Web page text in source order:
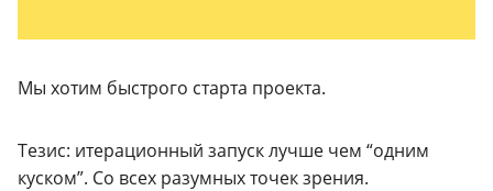
Мы хотим быстрого старта проекта.
Тезис: итерационный запуск лучше чем “одним
куском”. Со всех разумных точек зрения.